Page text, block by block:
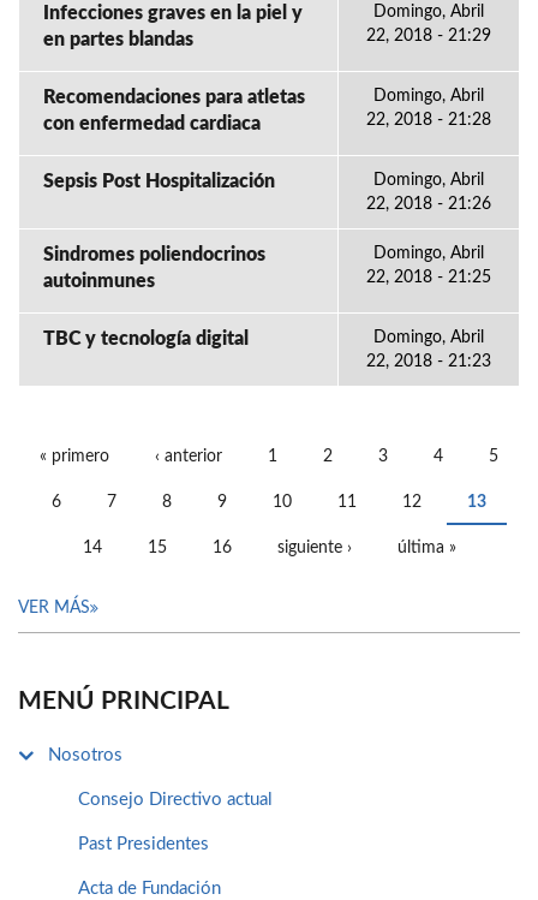
Infecciones graves en la piel y
en partes blandas
Domingo, Abril
22, 2018 - 21:29
Recomendaciones para atletas
con enfermedad cardiaca
Domingo, Abril
22, 2018 - 21:28
Sepsis Post Hospitalización
Domingo, Abril
22, 2018 - 21:26
Sindromes poliendocrinos
autoinmunes
Domingo, Abril
22, 2018 - 21:25
TBC y tecnología digital
Domingo, Abril
22, 2018 - 21:23
« primero ‹ anterior 1 2 3 4 5
6 7 8 9 10 11 12 13
14 15 16 siguiente › última »
VER MÁS
MENÚ PRINCIPAL
Nosotros
Consejo Directivo actual
Past Presidentes
Acta de Fundación